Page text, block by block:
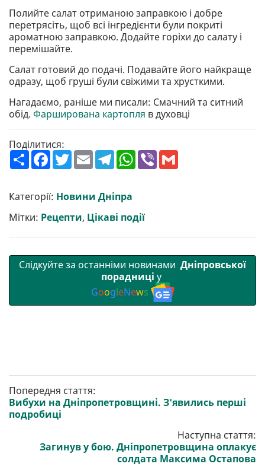
Полийте салат отриманою заправкою і добре
перетрясіть, щоб всі інгредієнти були покриті
ароматною заправкою. Додайте горіхи до салату і
перемішайте.
Салат готовий до подачі. Подавайте його найкраще
одразу, щоб груші були свіжими та хрусткими.
Нагадаємо, раніше ми писали: Смачний та ситний
обід. Фарширована картопля в духовці
Поділитися:
П
о
р
и
т
и
F
a
b
o
o
k
T
w
t
e
r
E
m
l
T
e
g
r
a
m
W
h
p
p
V
Категорії: Новини Дніпра
Мітки: Рецепти, Цікаві події
Слідкуйте за останніми новинами Дніпровської
порадниці у
GoogleNews
Попередня стаття:
Вибухи на Дніпропетровщині. З'явились перші
подробиці
Наступна стаття:
Загинув у бою. Дніпропетровщина оплакує
солдата Максима Остапова